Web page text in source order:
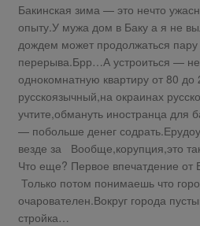
Бакинская зима — это нечто
опыту.У мужа дом в Баку а я не
дождем может продолжаться
перерыва.Брр…А устроиться —
однокомнатную квартиру от 80
русскоязычный,на окраинах
учтите,обмануть иностранца для
— побольше денег
везде за Вообще,корупция,это
Что еще? Первое впечатдение от
Только потом понимаешь что
очарователен.Вокруг города
стройка…